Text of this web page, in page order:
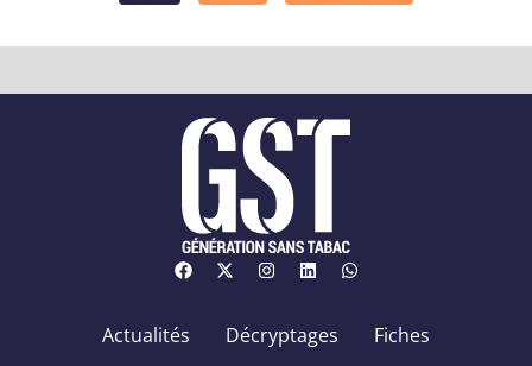
Actualités Décryptages
Fiches